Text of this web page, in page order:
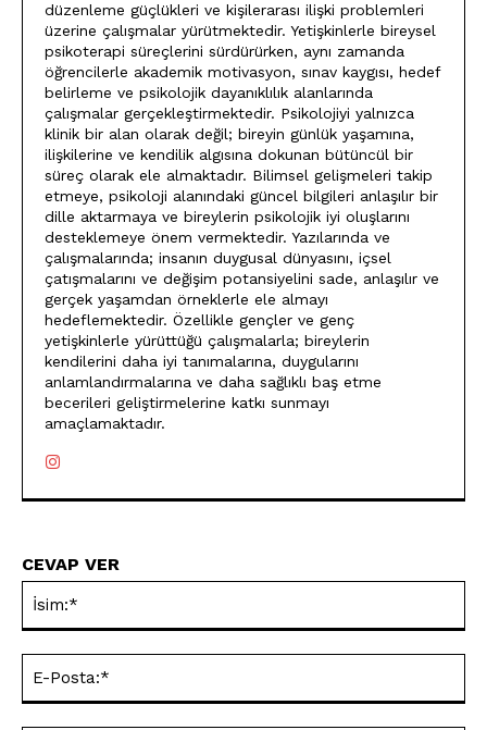
düzenleme güçlükleri ve kişilerarası ilişki problemleri
üzerine çalışmalar yürütmektedir. Yetişkinlerle bireysel
psikoterapi süreçlerini sürdürürken, aynı zamanda
öğrencilerle akademik motivasyon, sınav kaygısı, hedef
belirleme ve psikolojik dayanıklılık alanlarında
çalışmalar gerçekleştirmektedir. Psikolojiyi yalnızca
klinik bir alan olarak değil; bireyin günlük yaşamına,
ilişkilerine ve kendilik algısına dokunan bütüncül bir
süreç olarak ele almaktadır. Bilimsel gelişmeleri takip
etmeye, psikoloji alanındaki güncel bilgileri anlaşılır bir
dille aktarmaya ve bireylerin psikolojik iyi oluşlarını
desteklemeye önem vermektedir. Yazılarında ve
çalışmalarında; insanın duygusal dünyasını, içsel
çatışmalarını ve değişim potansiyelini sade, anlaşılır ve
gerçek yaşamdan örneklerle ele almayı
hedeflemektedir. Özellikle gençler ve genç
yetişkinlerle yürüttüğü çalışmalarla; bireylerin
kendilerini daha iyi tanımalarına, duygularını
anlamlandırmalarına ve daha sağlıklı baş etme
becerileri geliştirmelerine katkı sunmayı
amaçlamaktadır.
CEVAP VER